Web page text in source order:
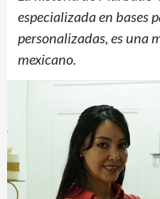
especializada en bases
personalizadas, es una
mexicano.